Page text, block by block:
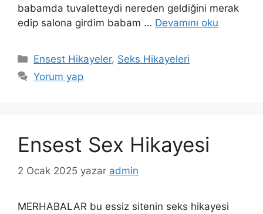
babamda tuvaletteydi nereden geldiğini merak
edip salona girdim babam … Devamını oku
Kategoriler
Ensest Hikayeler, Seks Hikayeleri
Yorum yap
Ensest Sex Hikayesi
2 Ocak 2025 yazar admin
MERHABALAR bu essiz sitenin seks hikayesi